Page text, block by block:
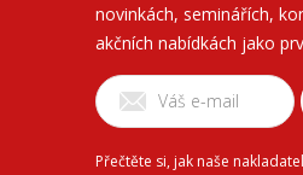
novinkách, seminářích,
akčních nabídkách jako
Přečtěte si, jak naše